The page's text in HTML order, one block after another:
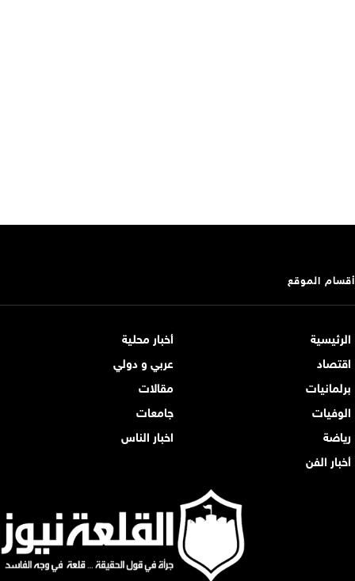
أقسام الموقع
الرئيسية
أخبار محلية
اقتصاد
عربي و دولي
برلمانيات
مقالات
الوفيات
جامعات
رياضة
اخبار الناس
أخبار الفن